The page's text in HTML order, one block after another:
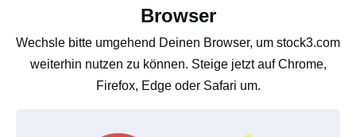
Browser
Wechsle bitte umgehend Deinen Browser, um stock3.com
weiterhin nutzen zu können. Steige jetzt auf Chrome,
Firefox, Edge oder Safari um.